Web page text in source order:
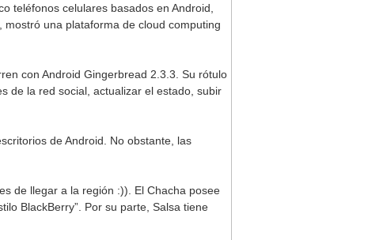
teléfonos celulares basados en Android,
una plataforma de cloud computing
con Android Gingerbread 2.3.3. Su rótulo
de la red social, actualizar el estado, subir
de Android. No obstante, las
de llegar a la región :)). El Chacha posee
BlackBerry”. Por su parte, Salsa tiene